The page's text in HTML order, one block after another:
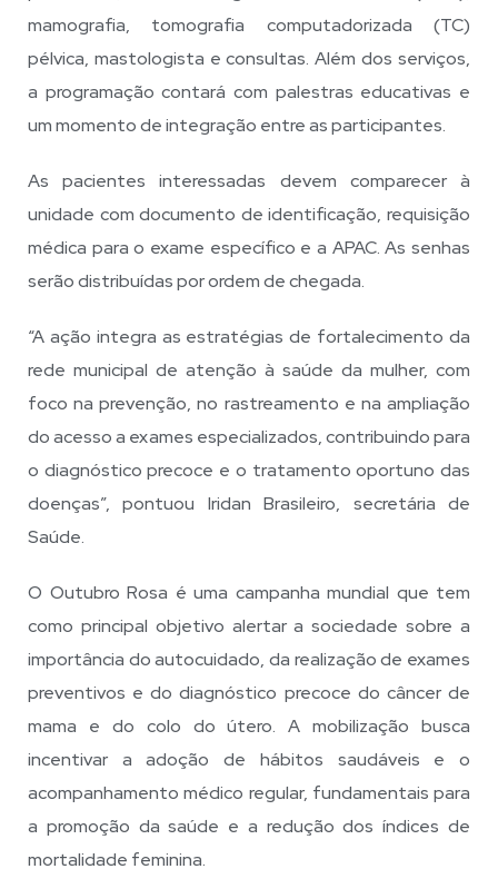
mamografia, tomografia computadorizada (TC)
pélvica, mastologista e consultas. Além dos serviços,
a programação contará com palestras educativas e
um momento de integração entre as participantes.
As pacientes interessadas devem comparecer à
unidade com documento de identificação, requisição
médica para o exame específico e a APAC. As senhas
serão distribuídas por ordem de chegada.
“A ação integra as estratégias de fortalecimento da
rede municipal de atenção à saúde da mulher, com
foco na prevenção, no rastreamento e na ampliação
do acesso a exames especializados, contribuindo para
o diagnóstico precoce e o tratamento oportuno das
doenças”, pontuou Iridan Brasileiro, secretária de
Saúde.
O Outubro Rosa é uma campanha mundial que tem
como principal objetivo alertar a sociedade sobre a
importância do autocuidado, da realização de exames
preventivos e do diagnóstico precoce do câncer de
mama e do colo do útero. A mobilização busca
incentivar a adoção de hábitos saudáveis e o
acompanhamento médico regular, fundamentais para
a promoção da saúde e a redução dos índices de
mortalidade feminina.